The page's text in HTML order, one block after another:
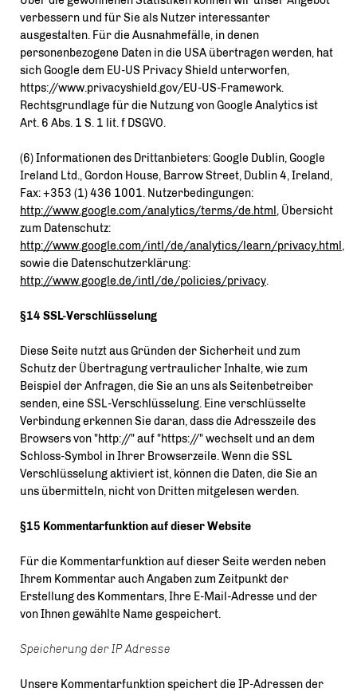
verbessern und für Sie als Nutzer interessanter
ausgestalten. Für die Ausnahmefälle, in denen
personenbezogene Daten in die USA übertragen werden, hat
sich Google dem EU-US Privacy Shield unterworfen,
https://www.privacyshield.gov/EU-US-Framework.
Rechtsgrundlage für die Nutzung von Google Analytics ist
Art. 6 Abs. 1 S. 1 lit. f DSGVO.
(6) Informationen des Drittanbieters: Google Dublin, Google
Ireland Ltd., Gordon House, Barrow Street, Dublin 4, Ireland,
Fax: +353 (1) 436 1001. Nutzerbedingungen:
http://www.google.com/analytics/terms/de.html , Übersicht
zum Datenschutz:
http://www.google.com/intl/de/analytics/learn/privacy.html ,
sowie die Datenschutzerklärung:
http://www.google.de/intl/de/policies/privacy.
§14 SSL-Verschlüsselung
Diese Seite nutzt aus Gründen der Sicherheit und zum
Schutz der Übertragung vertraulicher Inhalte, wie zum
Beispiel der Anfragen, die Sie an uns als Seitenbetreiber
senden, eine SSL-Verschlüsselung. Eine verschlüsselte
Verbindung erkennen Sie daran, dass die Adresszeile des
Browsers von "http://" auf "https://" wechselt und an dem
Schloss-Symbol in Ihrer Browserzeile. Wenn die SSL
Verschlüsselung aktiviert ist, können die Daten, die Sie an
uns übermitteln, nicht von Dritten mitgelesen werden.
§15 Kommentarfunktion auf dieser Website
Für die Kommentarfunktion auf dieser Seite werden neben
Ihrem Kommentar auch Angaben zum Zeitpunkt der
Erstellung des Kommentars, Ihre E-Mail-Adresse und der
von Ihnen gewählte Name gespeichert.
Speicherung der IP Adresse
Unsere Kommentarfunktion speichert die IP-Adressen der